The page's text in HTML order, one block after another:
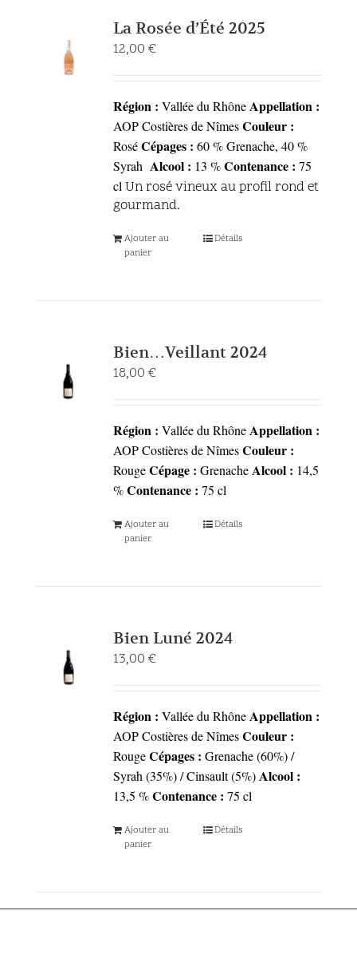
La Rosée d’Été 2025
12,00 €
Région : Vallée du Rhône Appellation :
AOP Costières de Nîmes Couleur :
Rosé Cépages : 60 % Grenache, 40 %
Syrah Alcool : 13 % Contenance : 75
cl Un rosé vineux au profil rond et
gourmand.
Ajouter au
panier
Détails
Bien…Veillant 2024
18,00 €
Région : Vallée du Rhône Appellation :
AOP Costières de Nîmes Couleur :
Rouge Cépage : Grenache Alcool : 14,5
% Contenance : 75 cl
Ajouter au
panier
Détails
Bien Luné 2024
13,00 €
Région : Vallée du Rhône Appellation :
AOP Costières de Nîmes Couleur :
Rouge Cépages : Grenache (60%) /
Syrah (35%) / Cinsault (5%) Alcool :
13,5 % Contenance : 75 cl
Ajouter au
panier
Détails